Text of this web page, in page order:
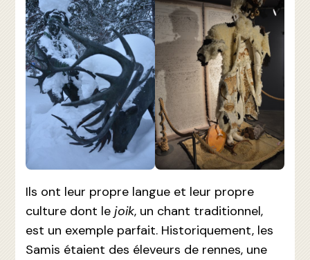
Ils ont leur propre langue et leur propre
culture dont lejoik, un chant traditionnel,
est un exemple parfait. Historiquement, les
Samis étaient des éleveurs de rennes, une